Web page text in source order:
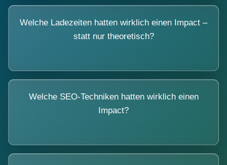
Welche Ladezeiten hatten wirklich einen Impact –
statt nur theoretisch?
Welche SEO-Techniken hatten wirklich einen
Impact?